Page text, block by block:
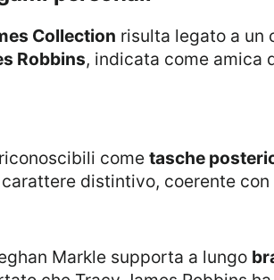
Collection risulta legato a un
Robbins, indicata come amica
come tasche
distintivo, coerente
Markle supporta a lungo